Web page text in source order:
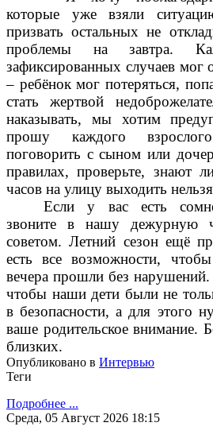
которые уже взяли
призвать остальных не
проблемы на завтра.
зафиксированных случаев мог
– ребёнок мог потеряться,
стать жертвой
наказывать, мы хотим
прошу каждого
поговорить с сыном или
правилах, проверьте, знают
часов на улицу выходить
Если у вас есть
звоните в нашу дежурную
советом. Летний сезон ещё
есть все возможности,
вечера прошли без нарушений.
чтобы наши дети были не
в безопасности, а для этого
ваше родительское внимание.
близких.
Опубликовано в Интервью
Теги
Подробнее ...
Среда, 05 Август 2026 18:15